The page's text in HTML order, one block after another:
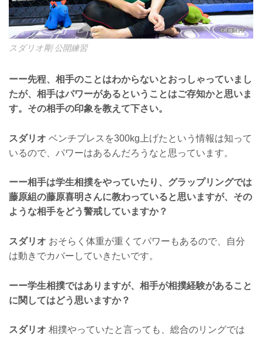
スダリオ剛 公開練習
ーー先程、相手のことはわからないとおっしゃっていまし
たが、相手はパワーがあるということはご存知かと思いま
す。その相手の印象を教えて下さい。
スダリオ ベンチプレスを300kg上げたという情報は知って
いるので、パワーはあるんだろうなと思っています。
ーー相手は学生相撲をやっていたり、グラップリングでは
藤原組の藤原喜明さんに教わっていると思いますが、その
ような相手をどう警戒していますか？
スダリオ おそらく体重が重くてパワーもあるので、自分
は動きでカバーしていきたいです。
ーー学生相撲ではありますが、相手が相撲経験があること
に関してはどう思いますか？
スダリオ 相撲やっていたと言っても、総合のリングでは